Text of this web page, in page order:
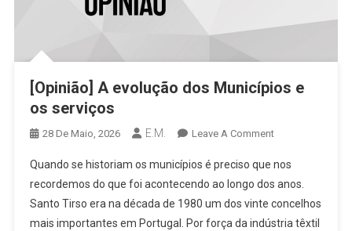
[Opinião] A evolução dos Municípios e
os serviços
28 De Maio, 2026 E.M. Leave A CommentOn
A
Evolução
Dos
Municípios
Quando se historiam os municípios é preciso que nos
recordemos do que foi acontecendo ao longo dos anos.
Santo Tirso era na década de 1980 um dos vinte concelhos
mais importantes em Portugal. Por força da indústria têxtil